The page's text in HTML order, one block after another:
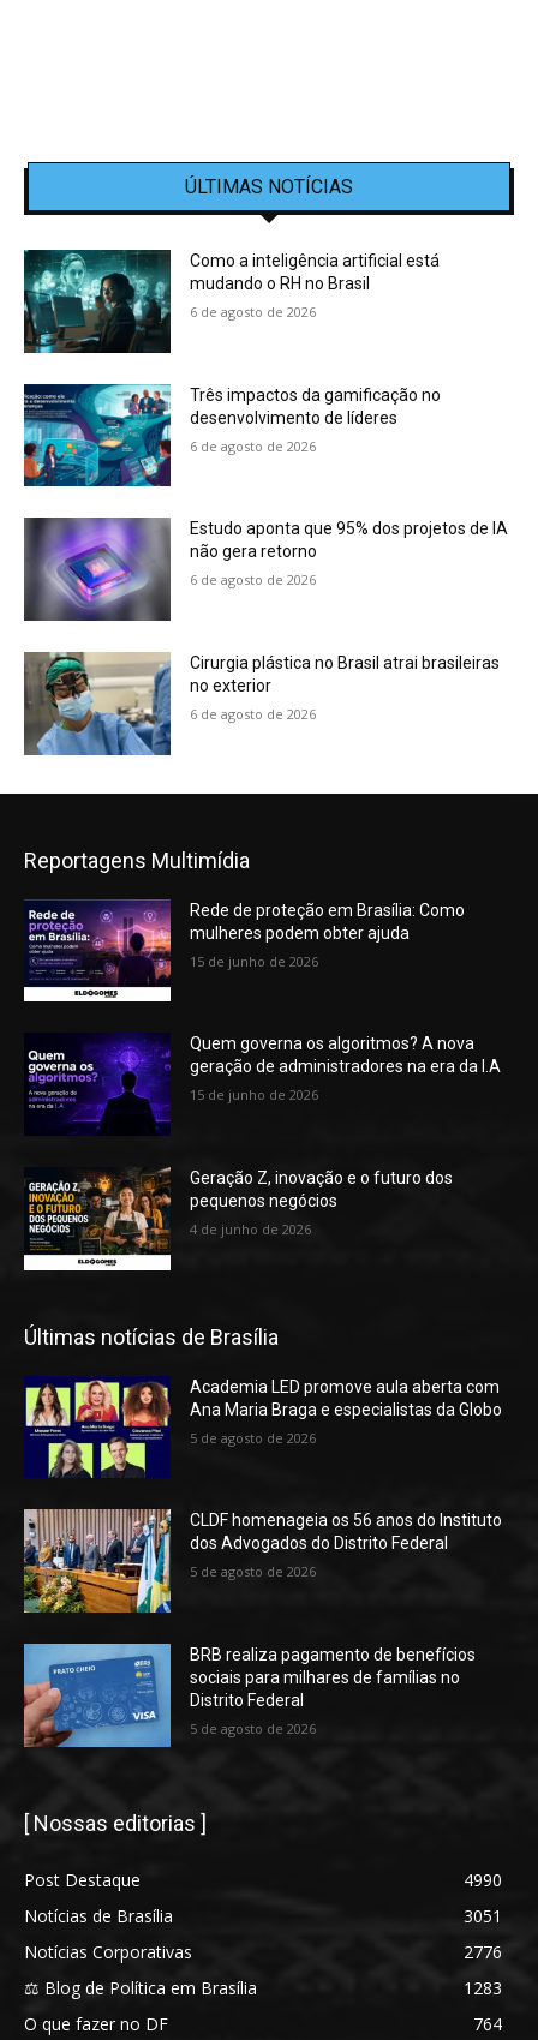
ÚLTIMAS NOTÍCIAS
Como a inteligência artificial está
mudando o RH no Brasil
6 de agosto de 2026
Três impactos da gamificação no
desenvolvimento de líderes
6 de agosto de 2026
Estudo aponta que 95% dos projetos de IA
não gera retorno
6 de agosto de 2026
Cirurgia plástica no Brasil atrai brasileiras
no exterior
6 de agosto de 2026
Reportagens Multimídia
Rede de proteção em Brasília: Como
mulheres podem obter ajuda
15 de junho de 2026
Quem governa os algoritmos? A nova
geração de administradores na era da I.A
15 de junho de 2026
Geração Z, inovação e o futuro dos
pequenos negócios
4 de junho de 2026
Últimas notícias de Brasília
Academia LED promove aula aberta com
Ana Maria Braga e especialistas da Globo
5 de agosto de 2026
CLDF homenageia os 56 anos do Instituto
dos Advogados do Distrito Federal
5 de agosto de 2026
BRB realiza pagamento de benefícios
sociais para milhares de famílias no
Distrito Federal
5 de agosto de 2026
[ Nossas editorias ]
Post Destaque
4990
Notícias de Brasília
3051
Notícias Corporativas
2776
⚖️ Blog de Política em Brasília
1283
O que fazer no DF
764